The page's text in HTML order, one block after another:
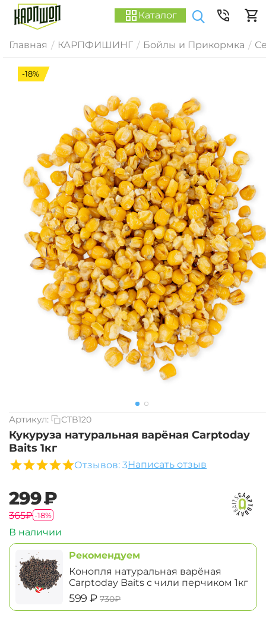
Каталог
Главная / КАРПФИШИНГ / Бойлы и Прикормка /
-18%
Артикул: CTB120
Кукуруза натуральная варёная Carptoday
Baits 1кг
Отзывов: 3Написать отзыв
‍299‍₽
‍365‍₽-18%
В наличии
Рекомендуем
Конопля натуральная варёная
Carptoday Baits с чили перчиком 1кг
‍599‍ ₽ ‍730‍₽